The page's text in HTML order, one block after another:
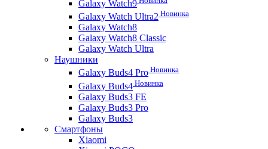
Galaxy Watch9
Galaxy Watch Ultra2 Новинка
Galaxy Watch8
Galaxy Watch8 Classic
Galaxy Watch Ultra
Наушники
Galaxy Buds4 Pro Новинка
Galaxy Buds4 Новинка
Galaxy Buds3 FE
Galaxy Buds3 Pro
Galaxy Buds3
Смартфоны
Xiaomi